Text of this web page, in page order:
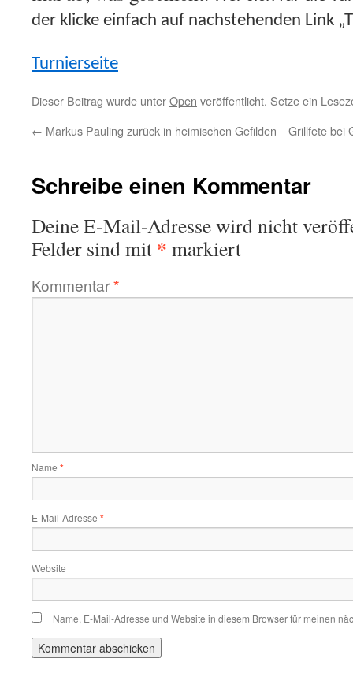
der klicke einfach auf nachstehenden Link
Turnierseite
Dieser Beitrag wurde unterOpen veröffentlicht. Setze ein
← Markus Pauling zurück in heimischen Gefilden Grillfete bei
Schreibe einen Kommentar
Deine E-Mail-Adresse wird nicht
Felder sind mit * markiert
Kommentar*
Name *
E-Mail-Adresse *
Website
Name, E-Mail-Adresse und Website in diesem Browser für meinen